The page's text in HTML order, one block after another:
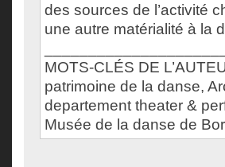
des sources de l’activité
une autre matérialité à la
MOTS-CLÉS DE
patrimoine de la danse,
departement theater &
Musée de la danse de